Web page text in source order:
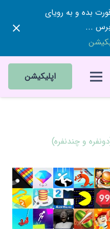
رو در 80 روز قورت بده و به رویای
...
اپلیکیشن
و چندنفره)